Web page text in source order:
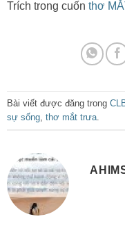
Trích trong cuốn thơ
Bài viết được đăng trong
sự sống thơ mắt trưa